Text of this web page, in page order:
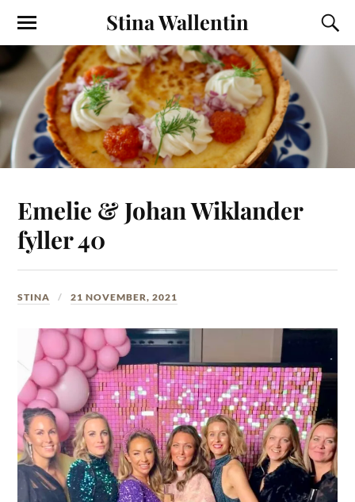
Stina Wallentin
Emelie & Johan Wiklander
fyller 40
STINA 21 NOVEMBER, 2021